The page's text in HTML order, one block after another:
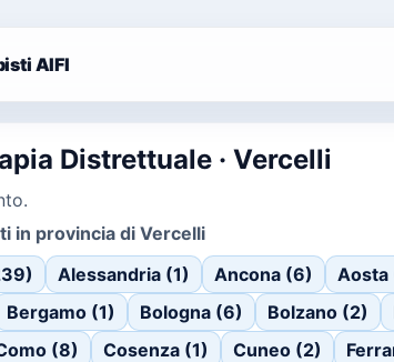
AIFI
Distrettuale · Vercelli
in provincia di Vercelli
Alessandria (1) Ancona (6) Aosta
Bergamo (1) Bologna (6) Bolzano (2)
(8) Cosenza (1) Cuneo (2)